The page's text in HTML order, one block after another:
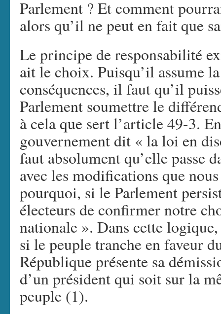
Parlement ? Et comment
alors qu’il ne peut en fait que
Le principe de responsabilité
ait le choix. Puisqu’il assume
conséquences, il faut qu’il
Parlement soumettre le
à cela que sert l’article 49-3.
gouvernement dit « la loi en
faut absolument qu’elle passe
avec les modifications que
pourquoi, si le Parlement
électeurs de confirmer notre
nationale ». Dans cette
si le peuple tranche en faveur
République présente sa
d’un président qui soit sur la
peuple (1).